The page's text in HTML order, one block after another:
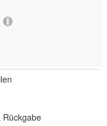
Rückgabe